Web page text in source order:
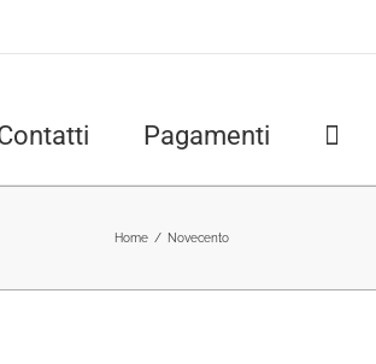
Pagamenti
Home / Novecento